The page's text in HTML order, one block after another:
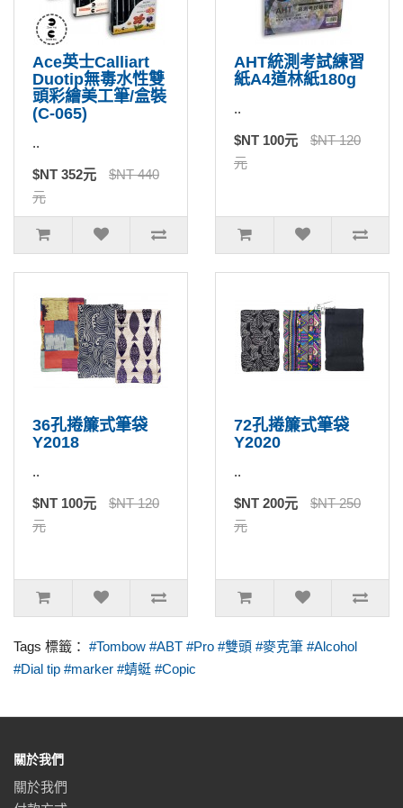
Ace英士Calliart
Duotip無毒水性雙
頭彩繪美工筆/盒裝
(C-065)
..
$NT 352元
$NT 440
元
AHT統測考試練習
紙A4道林紙180g
..
$NT 100元
$NT 120
元
36孔捲簾式筆袋
Y2018
..
$NT 100元
$NT 120
元
72孔捲簾式筆袋
Y2020
..
$NT 200元
$NT 250
元
Tags 標籤： #Tombow #ABT #Pro #雙頭 #麥克筆 #Alcohol
#Dial tip #marker #蜻蜓 #Copic
關於我們
關於我們